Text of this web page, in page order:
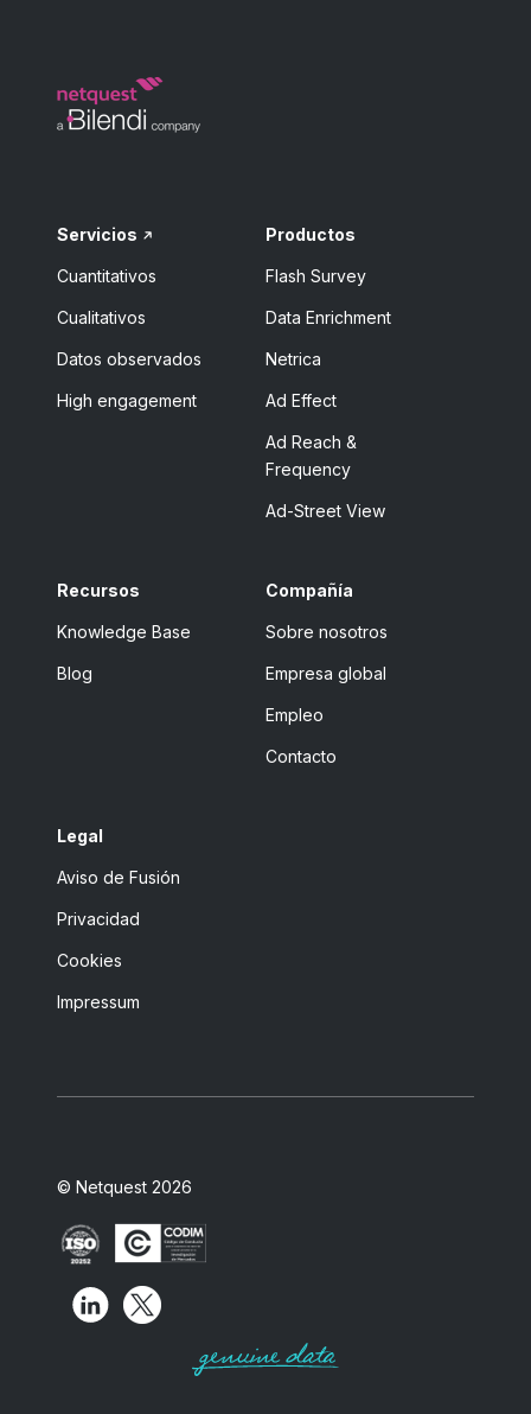
Servicios
Cuantitativos
Cualitativos
Datos observados
High engagement
Productos
Flash Survey
Data Enrichment
Netrica
Ad Effect
Ad Reach &
Frequency
Ad-Street View
Recursos
Knowledge Base
Blog
Compañía
Sobre nosotros
Empresa global
Empleo
Contacto
Legal
Aviso de Fusión
Privacidad
Cookies
Impressum
© Netquest 2026